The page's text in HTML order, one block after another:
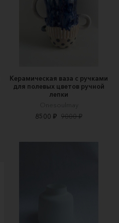
Керамическая ваза с ручками
для полевых цветов ручной
лепки
Onesoulmay
8500 ₽ 9000 ₽